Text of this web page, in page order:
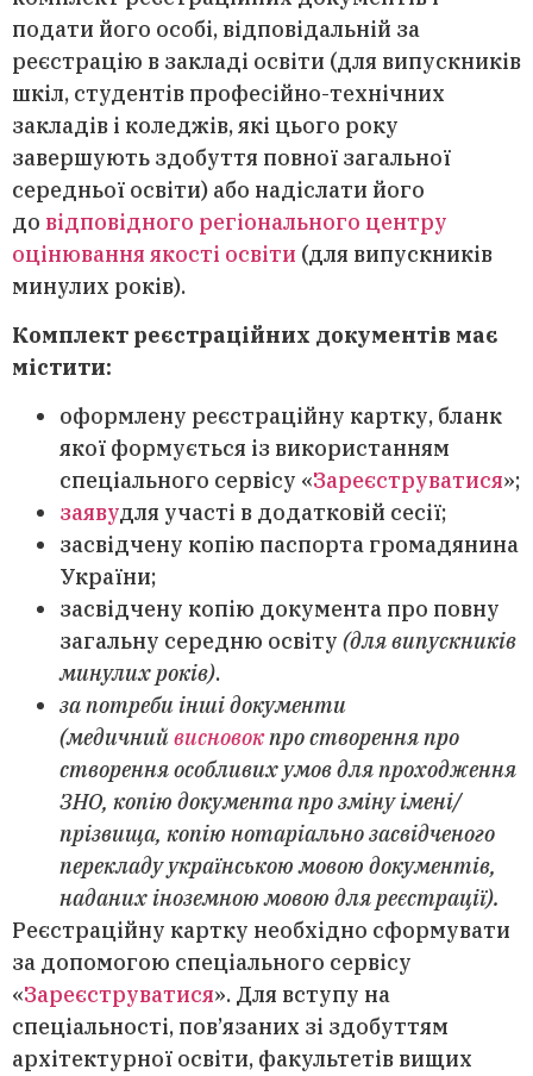
подати його особі, відповідальній за
реєстрацію в закладі освіти (для випускників
шкіл, студентів професійно-технічних
закладів і коледжів, які цього року
завершують здобуття повної загальної
середньої освіти) або надіслати його
до відповідного регіонального центру
оцінювання якості освіти (для випускників
минулих років).
Комплект реєстраційних документів має
містити:
оформлену реєстраційну картку, бланк
якої формується із використанням
спеціального сервісу «Зареєструватися»;
заявудля участі в додатковій сесії;
засвідчену копію паспорта громадянина
України;
засвідчену копію документа про повну
загальну середню освіту (для випускників
минулих років).
за потреби інші документи
(медичнийвисновокпро створення про
створення особливих умов для проходження
ЗНО, копію документа про зміну імені/
прізвища, копію нотаріально засвідченого
перекладу українською мовою документів,
наданих іноземною мовою для реєстрації).
Реєстраційну картку необхідно сформувати
за допомогою спеціального сервісу
«Зареєструватися». Для вступу на
спеціальності, пов’язаних зі здобуттям
архітектурної освіти, факультетів вищих